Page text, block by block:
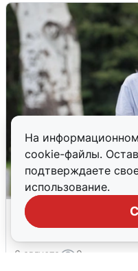
На
cookie-файлы.
подтверждаете
использование.
Волгоградцы
мобильного
6 августа 0